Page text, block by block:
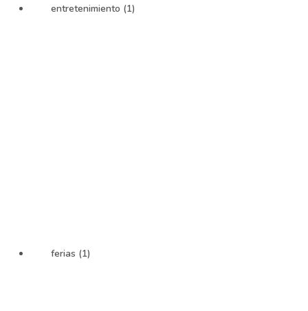
entretenimiento (1)
ferias (1)